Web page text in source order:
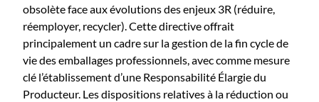
obsolète face aux évolutions des enjeux 3R (réduire,
réemployer, recycler). Cette directive offrait
principalement un cadre sur la gestion de la fin cycle de
vie des emballages professionnels, avec comme mesure
clé l’établissement d’une Responsabilité Élargie du
Producteur. Les dispositions relatives à la réduction ou